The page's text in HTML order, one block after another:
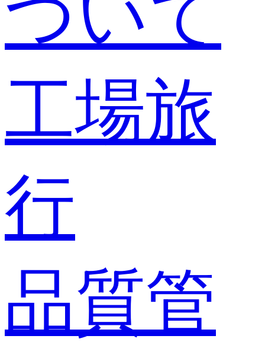
ついて
工場旅
行
品質管